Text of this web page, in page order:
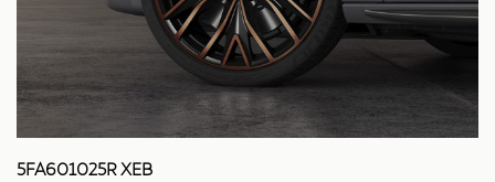
5FA601025R XEB